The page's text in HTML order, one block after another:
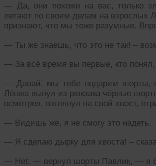
— Да, они похожи на вас, только
летают по своим делам на взрослых
признают, что мы тоже разумные.
— Ты же знаешь, что это не так! –
— За всё время вы первые, кто
— Давай, мы тебе подарим шорты,
Лёшка вынул из рюкзака чёрные
осмотрел, взглянул на свой хвост,
— Видишь же, я не смогу это надеть.
— Я сделаю дырку для хвоста! –
— Нет, — вернул шорты Павлик, — я